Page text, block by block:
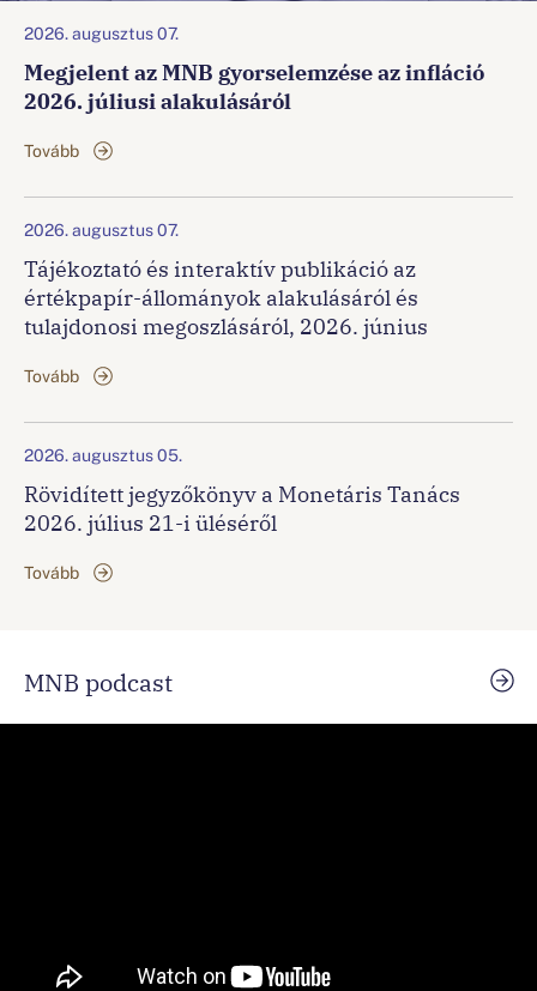
Családi Zöld Pénzügyek
2026. augusztus 07.
Megjelent az MNB gyorselemzése az infláció
2026. júliusi alakulásáról
Tovább
2026. augusztus 07.
Tájékoztató és interaktív publikáció az
értékpapír-állományok alakulásáról és
tulajdonosi megoszlásáról, 2026. június
Tovább
2026. augusztus 05.
Rövidített jegyzőkönyv a Monetáris Tanács
2026. július 21-i üléséről
Tovább
MNB podcast